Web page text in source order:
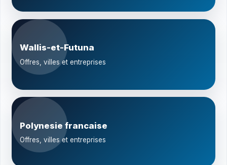
Wallis-et-Futuna
Offres, villes et entreprises
Polynesie francaise
Offres, villes et entreprises